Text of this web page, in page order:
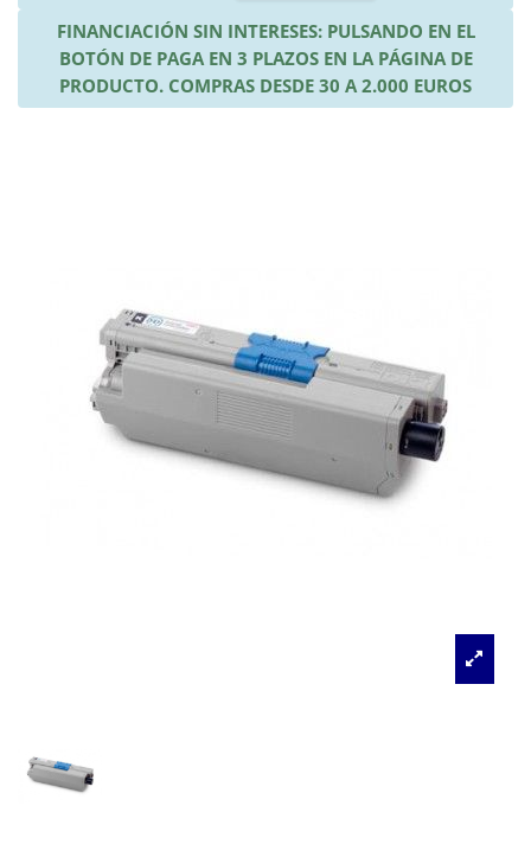
FINANCIACIÓN SIN INTERESES: PULSANDO EN EL
BOTÓN DE PAGA EN 3 PLAZOS EN LA PÁGINA DE
PRODUCTO. COMPRAS DESDE 30 A 2.000 EUROS